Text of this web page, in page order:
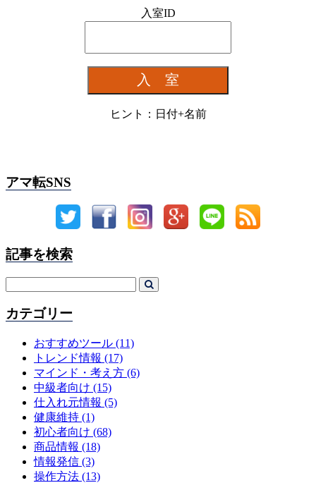
入室ID
ヒント：日付+名前
アマ転SNS
記事を検索
カテゴリー
おすすめツール (11)
トレンド情報 (17)
マインド・考え方 (6)
中級者向け (15)
仕入れ元情報 (5)
健康維持 (1)
初心者向け (68)
商品情報 (18)
情報発信 (3)
操作方法 (13)